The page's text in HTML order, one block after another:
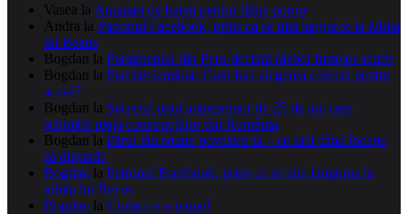
Vasea la Angajari de baieti pentru filme porno
Andra la Patronul Facebook, prins ca se uita languros la iubita
lui Bezos
Bogdan la Parlamentul din Peru declară război fustelor scurte
Bogdan la Parchet laminat: Cum faci alegerea corectă pentru
acasă?
Bogdan la Secretul unui antreprenor de 25 de ani care
schimbă piața construcțiilor din România
Bogdan la Părul tău spune povestea ta – ce faci când începe
să dispară?
Bogdan la Patronul Facebook, prins ca se uita languros la
iubita lui Bezos
Bogdan la Ciolacu s-a tatuat!